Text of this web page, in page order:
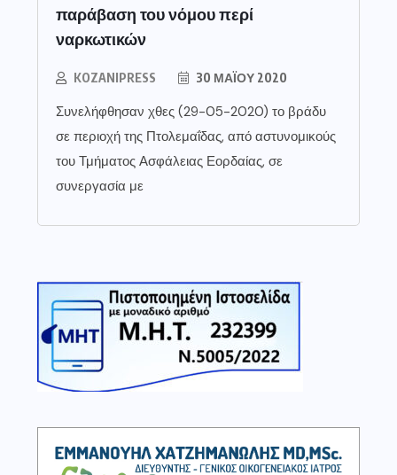
παράβαση του νόμου περί
ναρκωτικών
KOZANIPRESS 30 ΜΑΪ́ΟΥ 2020
Συνελήφθησαν χθες (29-05-2020) το βράδυ
σε περιοχή της Πτολεμαΐδας, από αστυνομικούς
του Τμήματος Ασφάλειας Εορδαίας, σε
συνεργασία με